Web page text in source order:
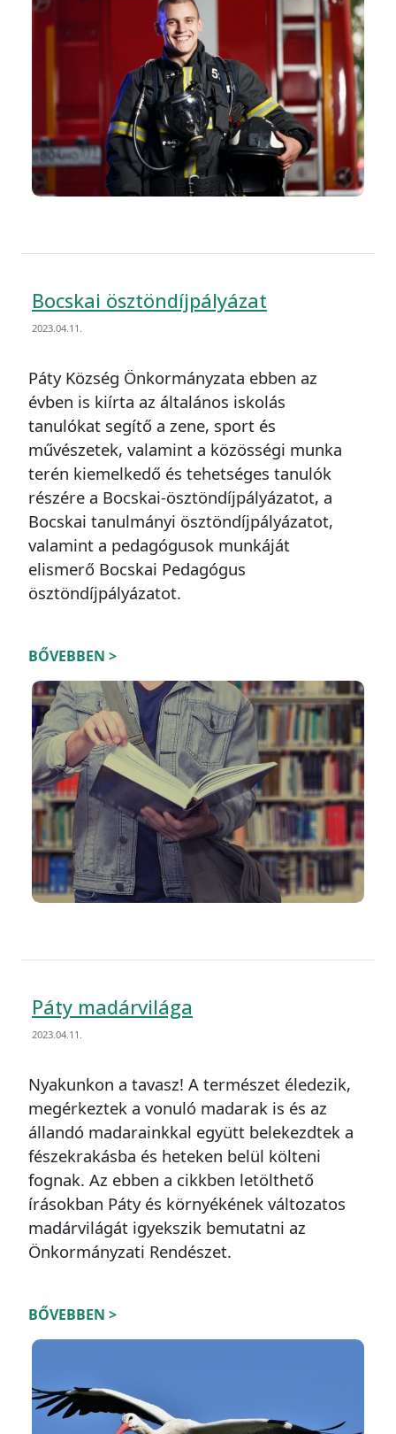
Bocskai ösztöndíjpályázat
2023.04.11.
Páty Község Önkormányzata ebben az
évben is kiírta az általános iskolás
tanulókat segítő a zene, sport és
művészetek, valamint a közösségi munka
terén kiemelkedő és tehetséges tanulók
részére a Bocskai-ösztöndíjpályázatot, a
Bocskai tanulmányi ösztöndíjpályázatot,
valamint a pedagógusok munkáját
elismerő Bocskai Pedagógus
ösztöndíjpályázatot.
BŐVEBBEN >
Páty madárvilága
2023.04.11.
Nyakunkon a tavasz! A természet éledezik,
megérkeztek a vonuló madarak is és az
állandó madarainkkal együtt belekezdtek a
fészekrakásba és heteken belül költeni
fognak. Az ebben a cikkben letölthető
írásokban Páty és környékének változatos
madárvilágát igyekszik bemutatni az
Önkormányzati Rendészet.
BŐVEBBEN >